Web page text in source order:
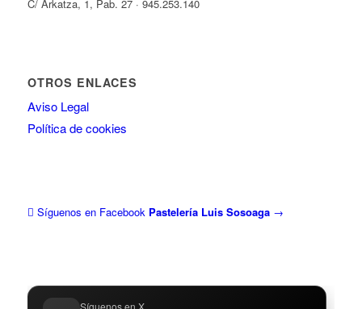
C/ Arkatza, 1, Pab. 27 · 945.253.140
OTROS ENLACES
Aviso Legal
Política de cookies
Síguenos en Facebook Pastelería Luis Sosoaga →